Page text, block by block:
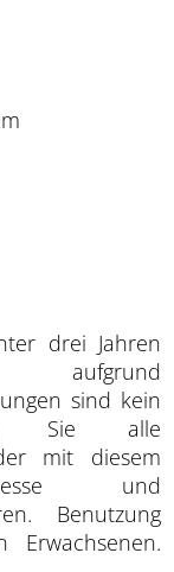
drei Jahren
aufgrund
sind kein
Sie alle
mit diesem
und
Benutzung